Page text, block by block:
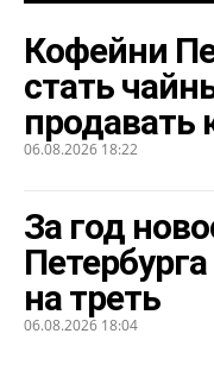
Кофейни
стать
продавать
06.08.2026 18:22
За год
на треть
06.08.2026 18:04